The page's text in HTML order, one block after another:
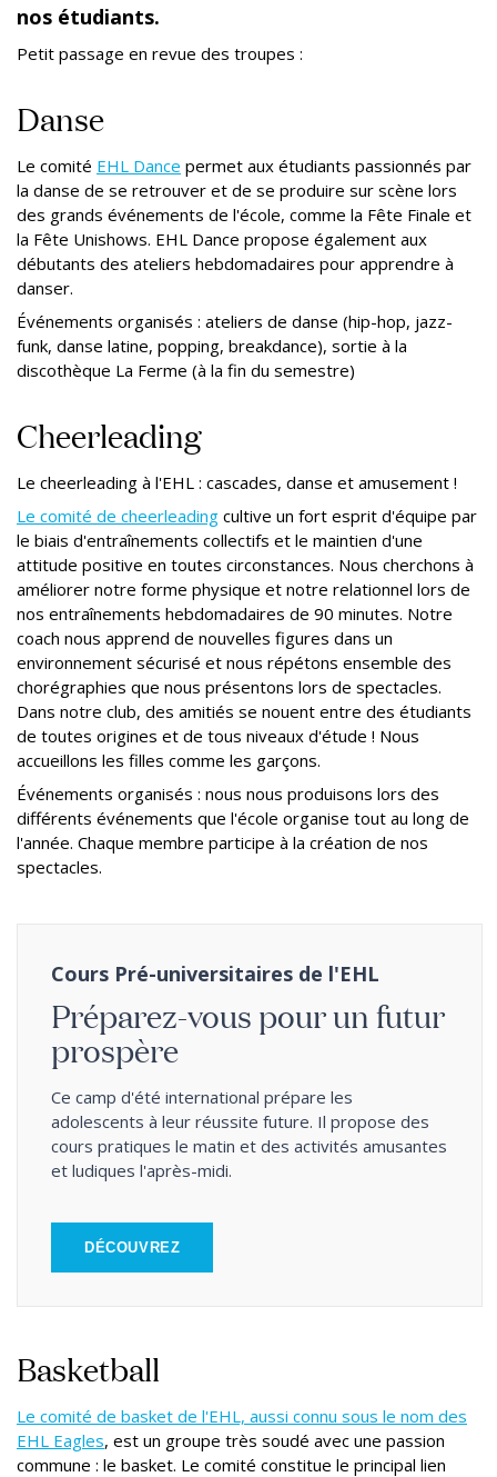
nos étudiants.
Petit passage en revue des troupes :
Danse
Le comité EHL Dance permet aux étudiants passionnés par
la danse de se retrouver et de se produire sur scène lors
des grands événements de l'école, comme la Fête Finale et
la Fête Unishows. EHL Dance propose également aux
débutants des ateliers hebdomadaires pour apprendre à
danser.
Événements organisés : ateliers de danse (hip-hop, jazz-
funk, danse latine, popping, breakdance), sortie à la
discothèque La Ferme (à la fin du semestre)
Cheerleading
Le cheerleading à l'EHL : cascades, danse et amusement !
Le comité de cheerleading cultive un fort esprit d'équipe par
le biais d'entraînements collectifs et le maintien d'une
attitude positive en toutes circonstances. Nous cherchons à
améliorer notre forme physique et notre relationnel lors de
nos entraînements hebdomadaires de 90 minutes. Notre
coach nous apprend de nouvelles figures dans un
environnement sécurisé et nous répétons ensemble des
chorégraphies que nous présentons lors de spectacles.
Dans notre club, des amitiés se nouent entre des étudiants
de toutes origines et de tous niveaux d'étude ! Nous
accueillons les filles comme les garçons.
Événements organisés : nous nous produisons lors des
différents événements que l'école organise tout au long de
l'année. Chaque membre participe à la création de nos
spectacles.
Cours Pré-universitaires de l'EHL
Préparez-vous pour un futur
prospère
Ce camp d'été international prépare les
adolescents à leur réussite future. Il propose des
cours pratiques le matin et des activités amusantes
et ludiques l'après-midi.
DÉCOUVREZ
Basketball
Le comité de basket de l'EHL, aussi connu sous le nom des
EHL Eagles, est un groupe très soudé avec une passion
commune : le basket. Le comité constitue le principal lien